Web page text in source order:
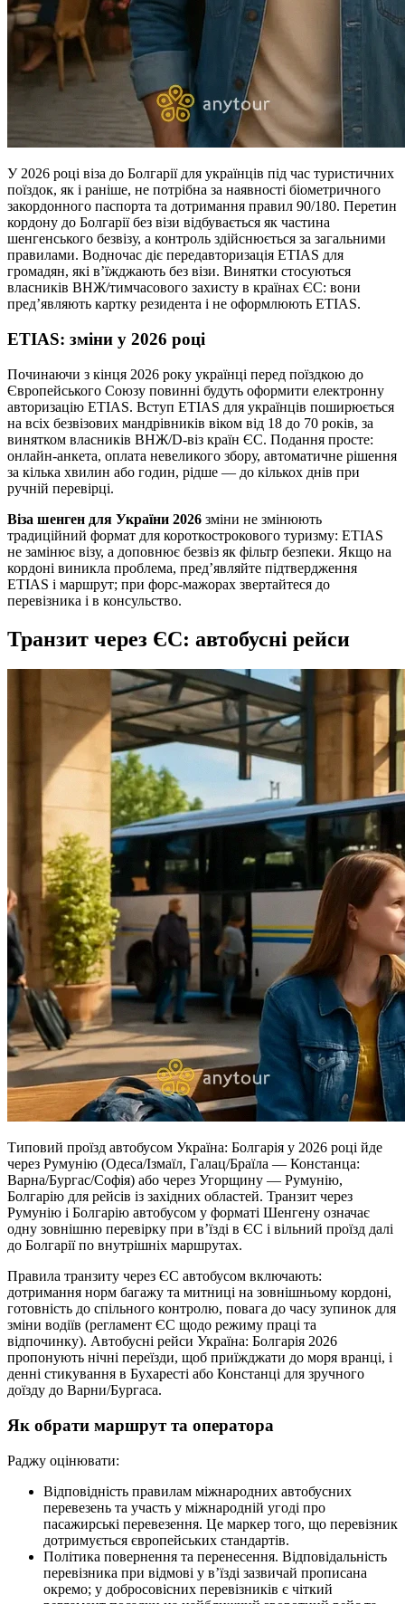
У 2026 році віза до Болгарії для українців під час туристичних
поїздок, як і раніше, не потрібна за наявності біометричного
закордонного паспорта та дотримання правил 90/180. Перетин
кордону до Болгарії без візи відбувається як частина
шенгенського безвізу, а контроль здійснюється за загальними
правилами. Водночас діє передавторизація ETIAS для
громадян, які в’їжджають без візи. Винятки стосуються
власників ВНЖ/тимчасового захисту в країнах ЄС: вони
пред’являють картку резидента і не оформлюють ETIAS.
ETIAS: зміни у 2026 році
Починаючи з кінця 2026 року українці перед поїздкою до
Європейського Союзу повинні будуть оформити електронну
авторизацію ETIAS. Вступ ETIAS для українців поширюється
на всіх безвізових мандрівників віком від 18 до 70 років, за
винятком власників ВНЖ/D‑віз країн ЄС. Подання просте:
онлайн‑анкета, оплата невеликого збору, автоматичне рішення
за кілька хвилин або годин, рідше — до кількох днів при
ручній перевірці.
Віза шенген для України 2026 зміни не змінюють
традиційний формат для короткострокового туризму: ETIAS
не замінює візу, а доповнює безвіз як фільтр безпеки. Якщо на
кордоні виникла проблема, пред’являйте підтвердження
ETIAS і маршрут; при форс‑мажорах звертайтеся до
перевізника і в консульство.
Транзит через ЄС: автобусні рейси
Типовий проїзд автобусом Україна: Болгарія у 2026 році йде
через Румунію (Одеса/Ізмаїл, Галац/Браїла — Констанца:
Варна/Бургас/Софія) або через Угорщину — Румунію,
Болгарію для рейсів із західних областей. Транзит через
Румунію і Болгарію автобусом у форматі Шенгену означає
одну зовнішню перевірку при в’їзді в ЄС і вільний проїзд далі
до Болгарії по внутрішніх маршрутах.
Правила транзиту через ЄС автобусом включають:
дотримання норм багажу та митниці на зовнішньому кордоні,
готовність до спільного контролю, повага до часу зупинок для
зміни водіїв (регламент ЄС щодо режиму праці та
відпочинку). Автобусні рейси Україна: Болгарія 2026
пропонують нічні переїзди, щоб приїжджати до моря вранці, і
денні стикування в Бухаресті або Констанці для зручного
доїзду до Варни/Бургаса.
Як обрати маршрут та оператора
Раджу оцінювати:
Відповідність правилам міжнародних автобусних
перевезень та участь у міжнародній угоді про
пасажирські перевезення. Це маркер того, що перевізник
дотримується європейських стандартів.
Політика повернення та перенесення. Відповідальність
перевізника при відмові у в’їзді зазвичай прописана
окремо; у добросовісних перевізників є чіткий